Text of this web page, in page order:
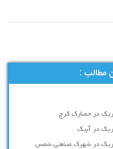
مطالب :
بریک در حصارک کرج
در آبیک
بریک در شهرک صنعتی شمس